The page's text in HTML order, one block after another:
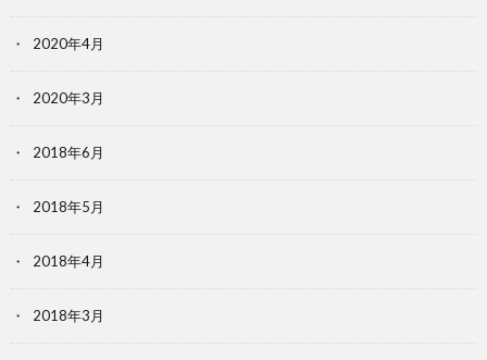
2020年4月
2020年3月
2018年6月
2018年5月
2018年4月
2018年3月